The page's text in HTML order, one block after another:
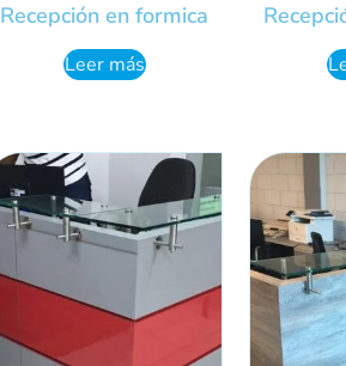
Recepción en formica
Leer más